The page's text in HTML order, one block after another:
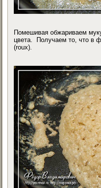
Помешивая обжариваем
цвета. Получаем то, что в
(roux).